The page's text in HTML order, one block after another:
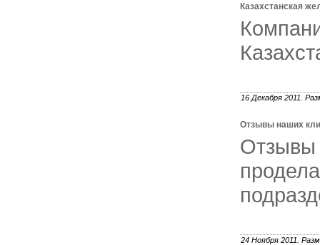
Казахстанская
16 Декабря 2011.
Отзывы наших
24 Ноября 2011.